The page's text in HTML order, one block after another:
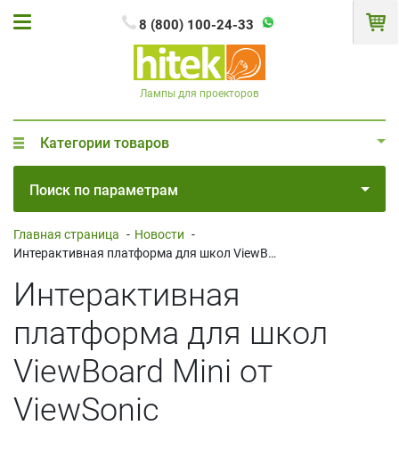
8 (800) 100-24-33
Лампы для проекторов
Категории товаров
Поиск по параметрам
Главная страница - Новости -
Интерактивная платформа для школ ViewBoard Mini от ViewSonic
Интерактивная
платформа для школ
ViewBoard Mini от
ViewSonic